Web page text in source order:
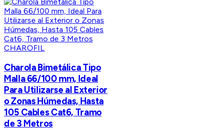
CHAROFIL
Charola Bimetálica Tipo
Malla 66/100 mm, Ideal
Para Utilizarse al Exterior
o Zonas Húmedas, Hasta
105 Cables Cat6, Tramo
de 3 Metros